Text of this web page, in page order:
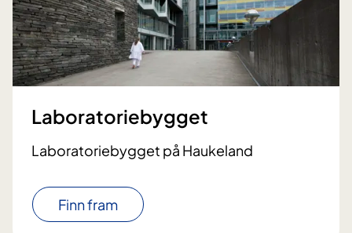
Laboratoriebygget
Laboratoriebygget på Haukeland
Finn fram